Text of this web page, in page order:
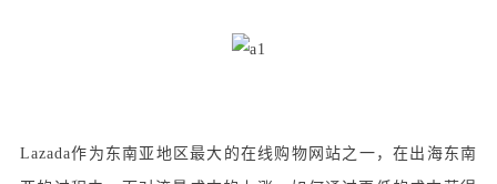
Lazada作为东南亚地区最大的在线购物网站之一，在出海东南